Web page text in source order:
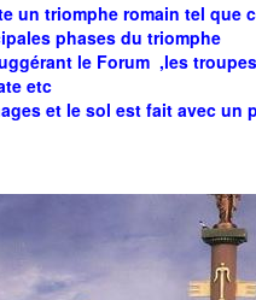
un triomphe romain tel
phases du triomphe
le Forum ,les
etc
et le sol est fait avec